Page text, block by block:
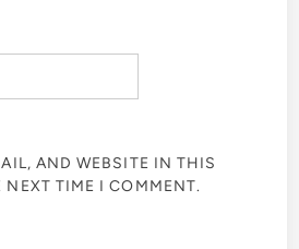
AND WEBSITE IN THIS
NEXT TIME I COMMENT.